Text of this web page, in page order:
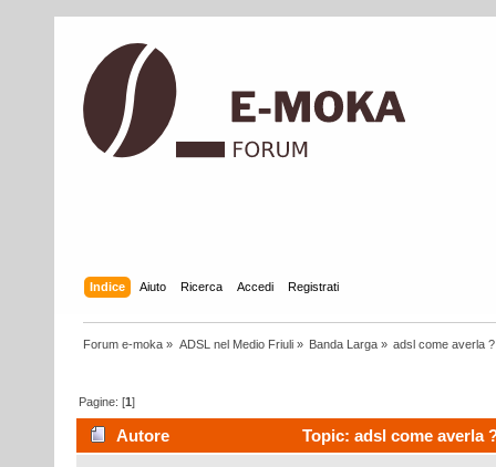
Indice Aiuto Ricerca Accedi Registrati
Forum e-moka » ADSL nel Medio Friuli» Banda Larga» adsl come averla ?
Pagine: [1]
Autore Topic: adsl come averla